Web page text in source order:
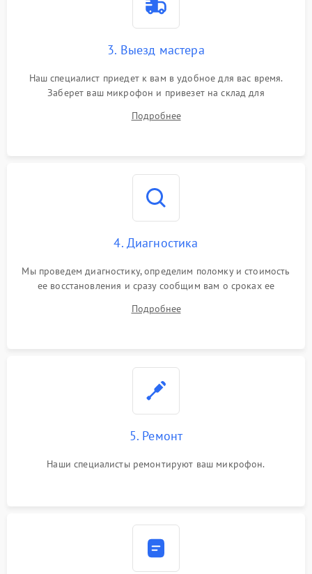
3. Выезд мастера
Наш специалист приедет к вам в удобное для вас время.
Заберет ваш микрофон и привезет на склад для
Подробнее
4. Диагностика
Мы проведем диагностику, определим поломку и стоимость
ее восстановления и сразу сообщим вам о сроках ее
Подробнее
5. Ремонт
Наши специалисты ремонтируют ваш микрофон.